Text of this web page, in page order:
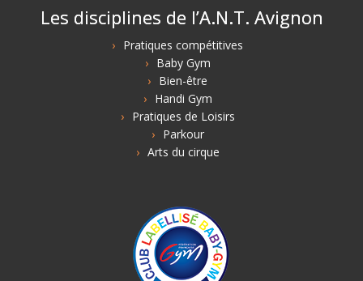
Les disciplines de l’A.N.T. Avignon
Pratiques compétitives
Baby Gym
Bien-être
Handi Gym
Pratiques de Loisirs
Parkour
Arts du cirque